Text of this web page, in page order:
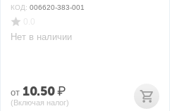
КОД: 006620-383-001
Нет в наличии
от 10.50₽
(Включая налог)